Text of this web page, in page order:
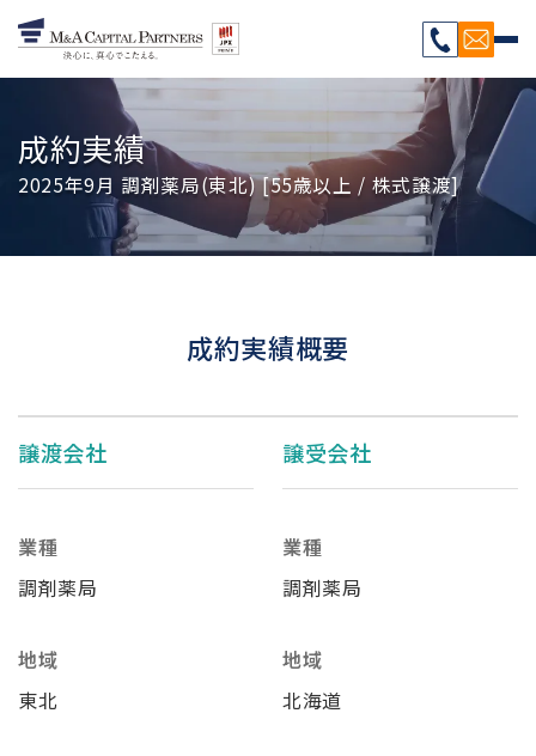
成約実績
2025年9月 調剤薬局(東北) [55歳以上 / 株式譲渡]
成約実績概要
譲渡会社
業種
調剤薬局
地域
東北
譲受会社
業種
調剤薬局
地域
北海道